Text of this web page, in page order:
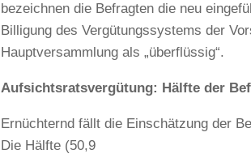
bezeichnen die Befragten die neu
Billigung des Vergütungssystems der
Hauptversammlung als „überflüssig“.
Aufsichtsratsvergütung: Hälfte der
Ernüchternd fällt die Einschätzung der
Die Hälfte (50,9